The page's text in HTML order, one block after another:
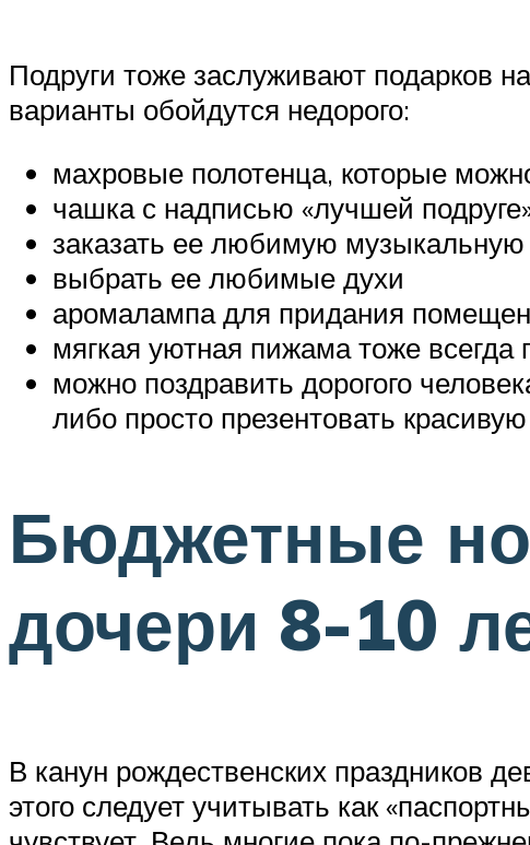
Подруги тоже заслуживают подарков
варианты обойдутся недорого:
махровые полотенца, которые
чашка с надписью «лучшей
заказать ее любимую
выбрать ее любимые духи
аромалампа для придания
мягкая уютная пижама тоже всегда
можно поздравить дорогого
либо просто презентовать
Бюджетные
дочери 8-10
В канун рождественских праздников
этого следует учитывать как